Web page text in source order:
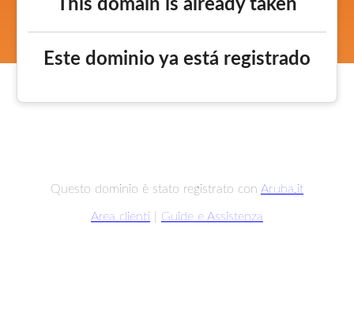
This domain is already taken
Este dominio ya está registrado
Questo dominio è stato registrato con Aruba.it
Area clienti Guide e Assistenza